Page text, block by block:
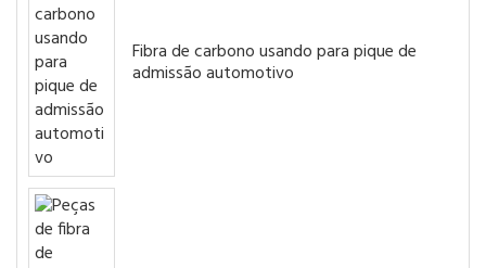
Fibra de carbono usando para pique de
admissão automotivo